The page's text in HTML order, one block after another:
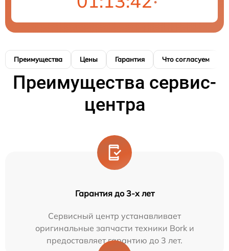
Преимущества Цены Гарантия Что согласуем
Преимущества сервис-
центра
Гарантия до 3-х лет
Сервисный центр устанавливает
оригинальные запчасти техники Bork и
предоставляет гарантию до 3 лет.